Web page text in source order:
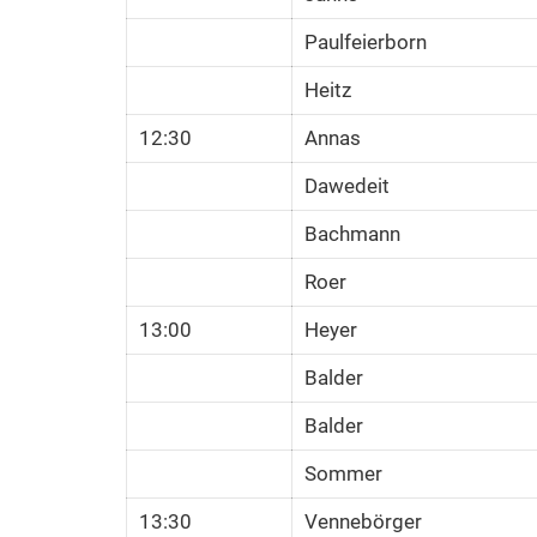
Paulfeierborn
Heitz
12:30
Annas
Dawedeit
Bachmann
Roer
13:00
Heyer
Balder
Balder
Sommer
13:30
Vennebörger